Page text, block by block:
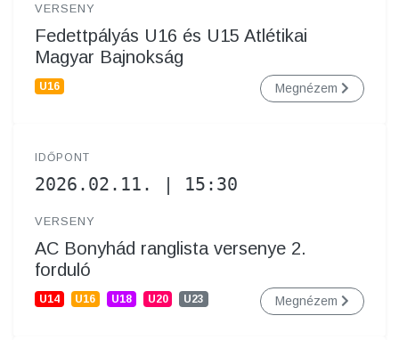
VERSENY
Fedettpályás U16 és U15 Atlétikai
Magyar Bajnokság
U16 Megnézem
IDŐPONT
2026.02.11. | 15:30
VERSENY
AC Bonyhád ranglista versenye 2.
forduló
U14 U16 U18 U20 U23 Megnézem